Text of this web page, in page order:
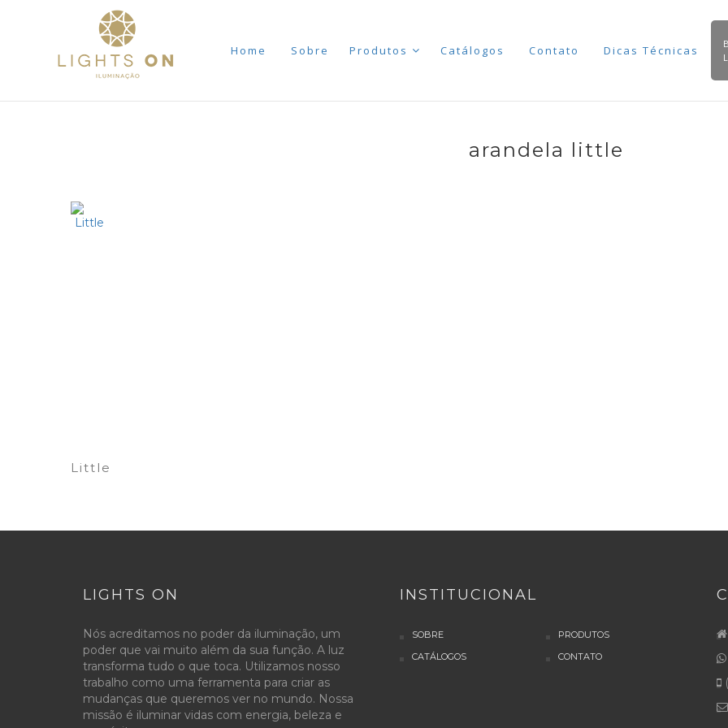
Home Sobre Produtos Catálogos Contato Dicas Técnicas
arandela little
Little
LIGHTS ON
Nós acreditamos no poder da iluminação, um
poder que vai muito além da sua função. A luz
transforma tudo o que toca. Utilizamos nosso
trabalho como uma ferramenta para criar as
mudanças que queremos ver no mundo. Nossa
missão é iluminar vidas com energia, beleza e
INSTITUCIONAL
SOBRE
PRODUTOS
CATÁLOGOS
CONTATO